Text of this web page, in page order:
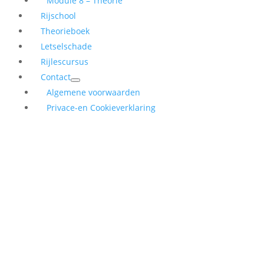
Rijschool
Theorieboek
Letselschade
Rijlescursus
Contact
Algemene voorwaarden
Privace-en Cookieverklaring